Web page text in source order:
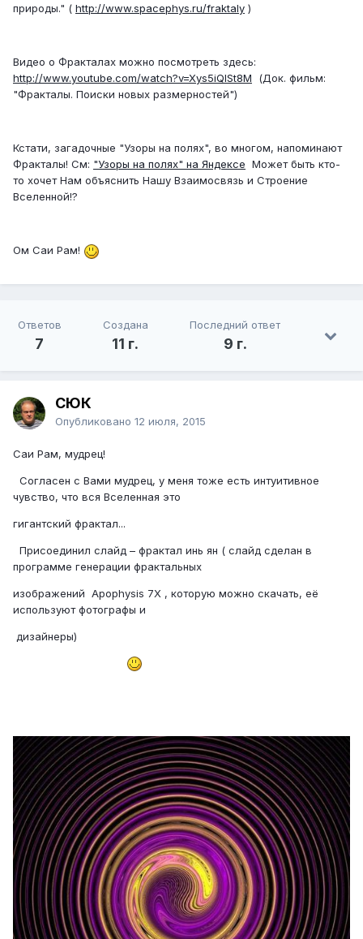
природы." ( http://www.spacephys.ru/fraktaly )
Видео о Фракталах можно посмотреть здесь:
http://www.youtube.com/watch?v=Xys5iQISt8M (Док. фильм:
"Фракталы. Поиски новых размерностей")
Кстати, загадочные "Узоры на полях", во многом, напоминают
Фракталы! См: "Узоры на полях" на Яндексе Может быть кто-
то хочет Нам объяснить Нашу Взаимосвязь и Строение
Вселенной!?
Ом Саи Рам!
Ответов
7
Создана
11 г.
Последний ответ
9 г.
СЮК
Опубликовано 12 июля, 2015
Саи Рам, мудрец!
Согласен с Вами мудрец, у меня тоже есть интуитивное
чувство, что вся Вселенная это
гигантский фрактал...
Присоединил слайд – фрактал инь ян ( слайд сделан в
программе генерации фрактальных
изображений Apophysis 7X , которую можно скачать, её
используют фотографы и
дизайнеры)